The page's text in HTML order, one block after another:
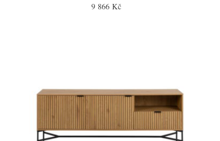
9 866 Kč